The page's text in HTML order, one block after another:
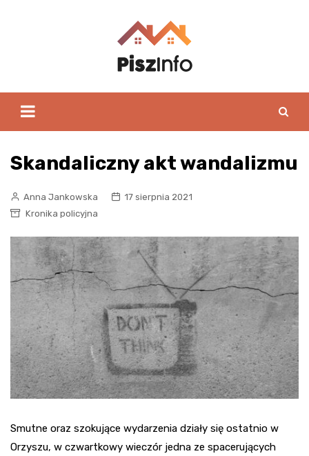
Skandaliczny akt wandalizmu
Anna Jankowska
17 sierpnia 2021
Kronika policyjna
Smutne oraz szokujące wydarzenia działy się ostatnio w
Orzyszu, w czwartkowy wieczór jedna ze spacerujących